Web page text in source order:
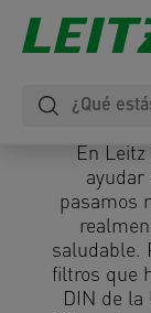
En
ayudar
pasamos
saludable.
filtros que
DIN de la